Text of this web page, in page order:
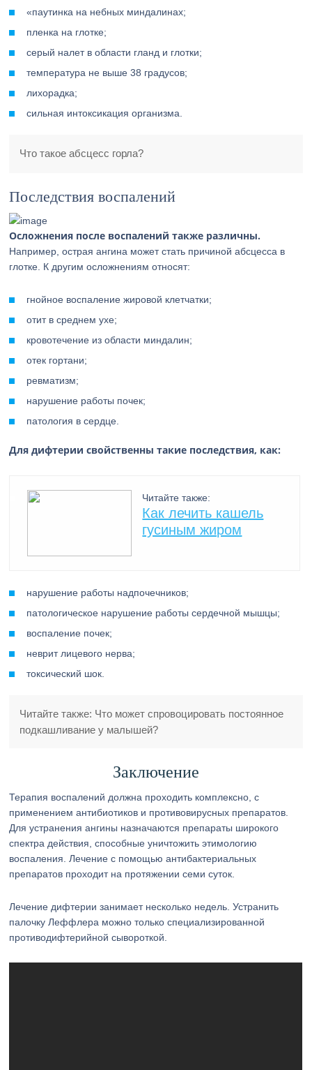
«паутинка на небных миндалинах;
пленка на глотке;
серый налет в области гланд и глотки;
температура не выше 38 градусов;
лихорадка;
сильная интоксикация организма.
Что такое абсцесс горла?
Последствия воспалений
Осложнения после воспалений также различны.
Например, острая ангина может стать причиной абсцесса в
глотке. К другим осложнениям относят:
гнойное воспаление жировой клетчатки;
отит в среднем ухе;
кровотечение из области миндалин;
отек гортани;
ревматизм;
нарушение работы почек;
патология в сердце.
Для дифтерии свойственны такие последствия, как:
Читайте также:
Как лечить кашель
гусиным жиром
нарушение работы надпочечников;
патологическое нарушение работы сердечной мышцы;
воспаление почек;
неврит лицевого нерва;
токсический шок.
Читайте также: Что может спровоцировать постоянное
подкашливание у малышей?
Заключение
Терапия воспалений должна проходить комплексно, с
применением антибиотиков и противовирусных препаратов.
Для устранения ангины назначаются препараты широкого
спектра действия, способные уничтожить этимологию
воспаления. Лечение с помощью антибактериальных
препаратов проходит на протяжении семи суток.
Лечение дифтерии занимает несколько недель. Устранить
палочку Леффлера можно только специализированной
противодифтерийной сывороткой.